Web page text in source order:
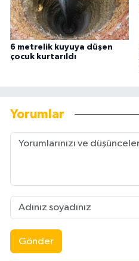
6 metrelik kuyuya düşen
çocuk kurtarıldı
Yorumlar
Gönder